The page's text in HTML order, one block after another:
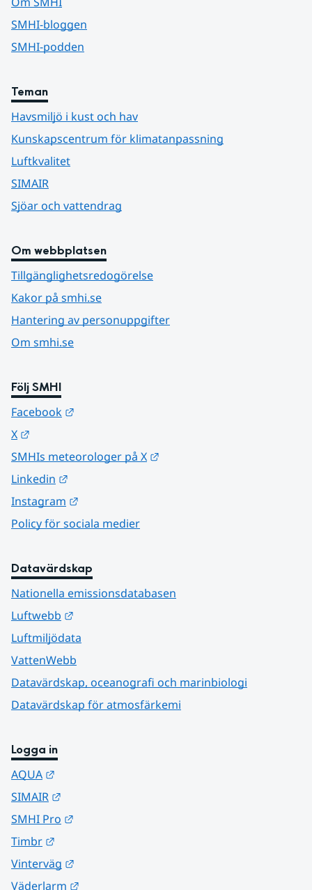
SMHI-bloggen
SMHI-podden
Teman
Havsmiljö i kust och hav
Kunskapscentrum för klimatanpassning
Luftkvalitet
SIMAIR
Sjöar och vattendrag
Om webbplatsen
Tillgänglighetsredogörelse
Kakor på smhi.se
Hantering av personuppgifter
Om smhi.se
Följ SMHI
Facebook
X
SMHIs meteorologer på X
Linkedin
Instagram
Policy för sociala medier
Datavärdskap
Nationella emissionsdatabasen
Luftwebb
Luftmiljödata
VattenWebb
Datavärdskap, oceanografi och marinbiologi
Datavärdskap för atmosfärkemi
Logga in
AQUA
SIMAIR
SMHI Pro
Timbr
Vinterväg
Väderlarm